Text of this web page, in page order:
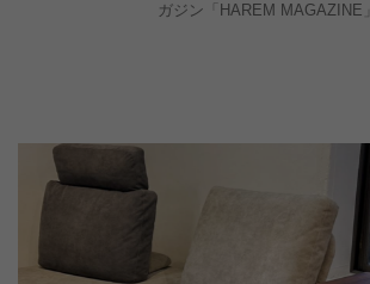
ガジン「HAREM MAGAZINE」